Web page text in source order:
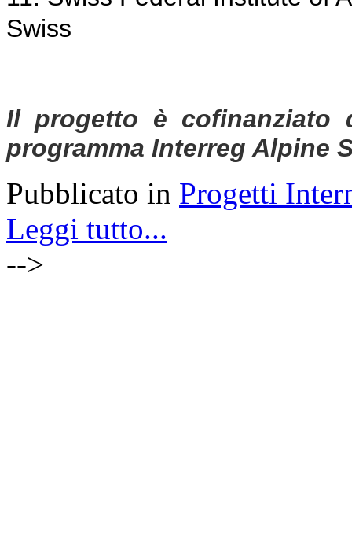
Swiss
Il progetto è cofinanziato
programma Interreg Alpine
Pubblicato in Progetti
Leggi tutto...
-->